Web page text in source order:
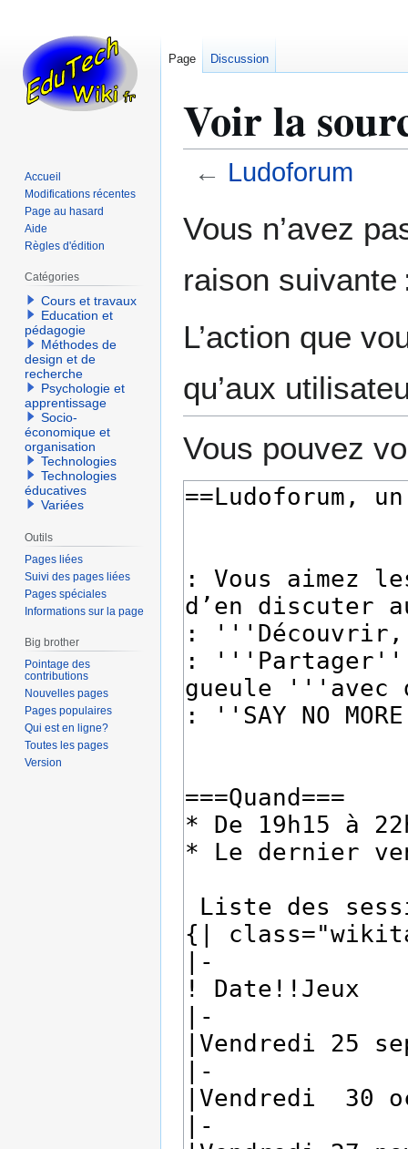
Voir la
← Ludoforum
à
navigation
à
recherche
Vous n’avez
raison suivante
L’action que
qu’aux
Vous pouvez
Page Discussion
Accueil
Modifications récentes
Page au hasard
Aide
Règles d'édition
Catégories
Cours et travaux
Education et
pédagogie
Méthodes de
design et de
recherche
Psychologie et
apprentissage
Socio-
économique et
organisation
Technologies
Technologies
éducatives
Variées
Outils
Pages liées
Suivi des pages liées
Pages spéciales
Informations sur la page
Big brother
Pointage des
contributions
Nouvelles pages
Pages populaires
Qui est en ligne?
Toutes les pages
Version